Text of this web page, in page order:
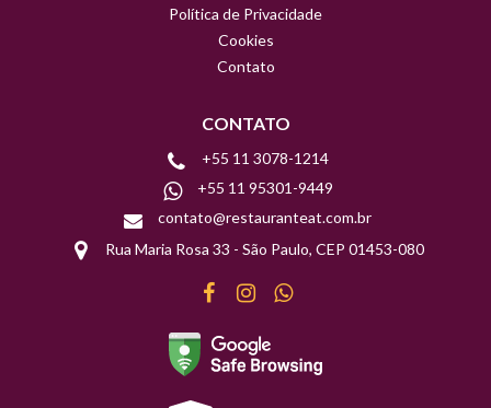
Política de Privacidade
Cookies
Contato
CONTATO
+55 11 3078-1214
+55 11 95301-9449
contato@restauranteat.com.br
Rua Maria Rosa 33 - São Paulo, CEP 01453-080
FacebookInstagramWhatsApp